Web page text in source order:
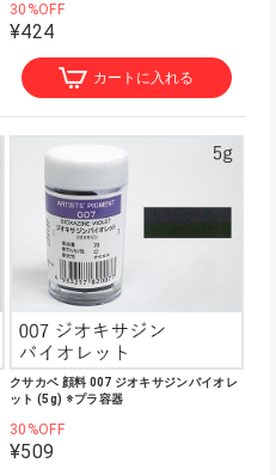
30%OFF
¥424
カートに入れる
クサカベ 顔料 007 ジオキサジンバイオレ
ット (5g) ※プラ容器
30%OFF
¥509